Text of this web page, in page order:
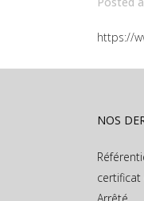
https://
NOS
certificat